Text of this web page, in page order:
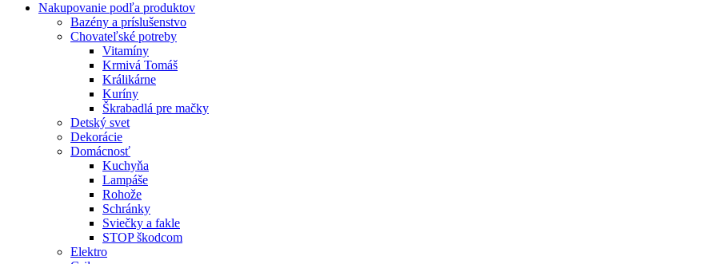
Nakupovanie podľa produktov
Bazény a príslušenstvo
Chovateľské potreby
Vitamíny
Krmivá Tomáš
Králikárne
Kuríny
Škrabadlá pre mačky
Detský svet
Dekorácie
Domácnosť
Kuchyňa
Lampáše
Rohože
Schránky
Sviečky a fakle
STOP škodcom
Elektro